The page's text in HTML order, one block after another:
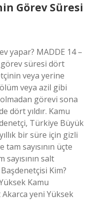
Görev Süresi
yapar? MADDE 14 –
süresi dört
veya yerine
veya azil gibi
görevi sona
dört yıldır. Kamu
Türkiye Büyük
bir süre için gizli
sayısının üçte
salt
Kim?
Kamu
Akarca yeni Yüksek